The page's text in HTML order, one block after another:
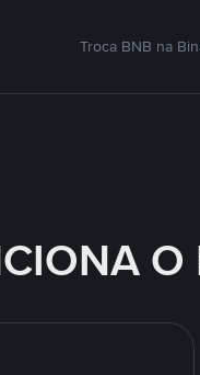
Troca BNB na
O